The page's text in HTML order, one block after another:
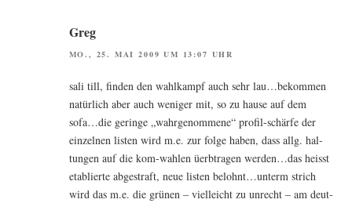
Greg
MO., 25. MAI 2009 UM 13:07 UHR
sali till, fin­den den wahl­kampf auch sehr lau…bekommen
natür­lich aber auch weni­ger mit, so zu hau­se auf dem
sofa…die gerin­ge „wahr­ge­nom­me­ne“ pro­fil-schär­fe der
ein­zel­nen lis­ten wird m.e. zur fol­ge haben, dass allg. hal­
tun­gen auf die kom-wah­len üerb­tra­gen werden…das heisst
eta­blier­te abge­straft, neue lis­ten belohnt…unterm strich
wird das m.e. die grü­nen – viel­leicht zu unrecht – am deut­